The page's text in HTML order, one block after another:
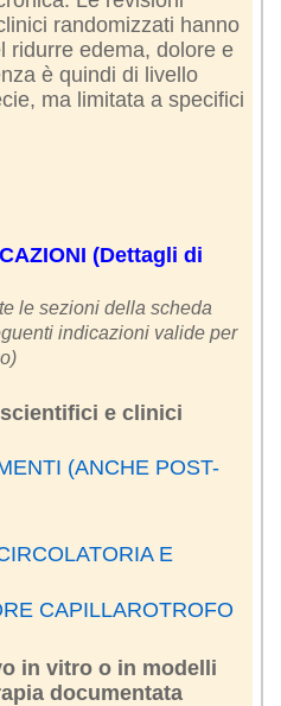
randomizzati hanno
ridurre edema, dolore e
è quindi di livello
ma limitata a specifici
(Dettagli di
le sezioni della scheda
indicazioni valide per
e clinici
(ANCHE POST-
E
CAPILLAROTROFO
in vitro o in modelli
documentata